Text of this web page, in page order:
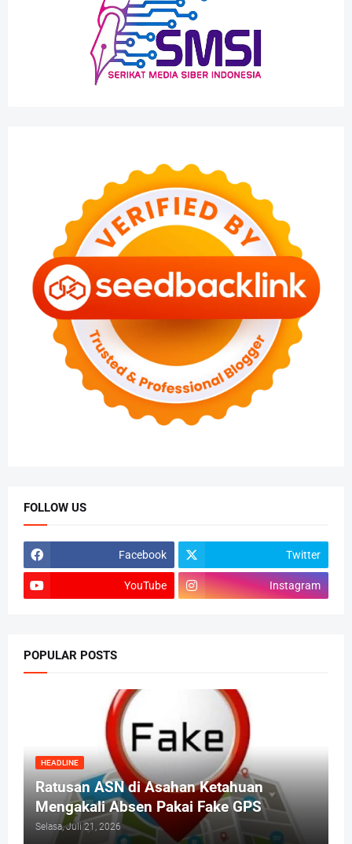
FOLLOW US
Facebook Twitter
YouTube Instagram
POPULAR POSTS
HEADLINE
Ratusan ASN di Asahan Ketahuan
Mengakali Absen Pakai Fake GPS
Selasa, Juli 21, 2026